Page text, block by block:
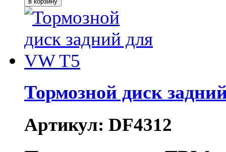
Тормозной диск
Артикул: DF4312